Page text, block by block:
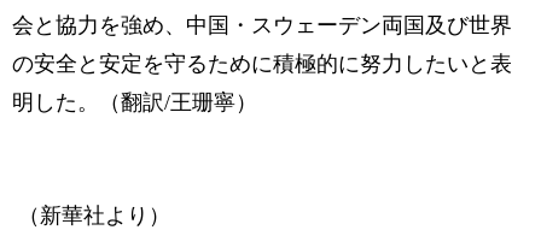
会と協力を強め、中国・スウェーデン両国及び世界
の安全と安定を守るために積極的に努力したいと表
明した。（翻訳/王珊寧）
（新華社より）